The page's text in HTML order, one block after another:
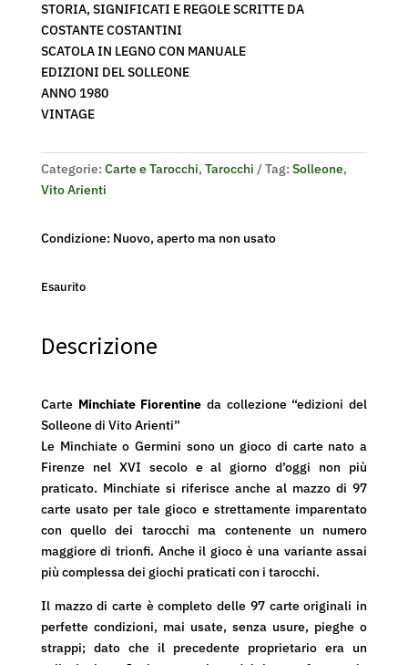
STORIA, SIGNIFICATI E REGOLE SCRITTE DA
COSTANTE COSTANTINI
SCATOLA IN LEGNO CON MANUALE
EDIZIONI DEL SOLLEONE
ANNO 1980
VINTAGE
Categorie: Carte e Tarocchi, Tarocchi Tag: Solleone,
Vito Arienti
Condizione: Nuovo, aperto ma non usato
Esaurito
Descrizione
Carte Minchiate Fiorentine da collezione “edizioni del
Solleone di Vito Arienti”
Le Minchiate o Germini sono un gioco di carte nato a
Firenze nel XVI secolo e al giorno d’oggi non più
praticato. Minchiate si riferisce anche al mazzo di 97
carte usato per tale gioco e strettamente imparentato
con quello dei tarocchi ma contenente un numero
maggiore di trionfi. Anche il gioco è una variante assai
più complessa dei giochi praticati con i tarocchi.
Il mazzo di carte è completo delle 97 carte originali in
perfette condizioni, mai usate, senza usure, pieghe o
strappi; dato che il precedente proprietario era un